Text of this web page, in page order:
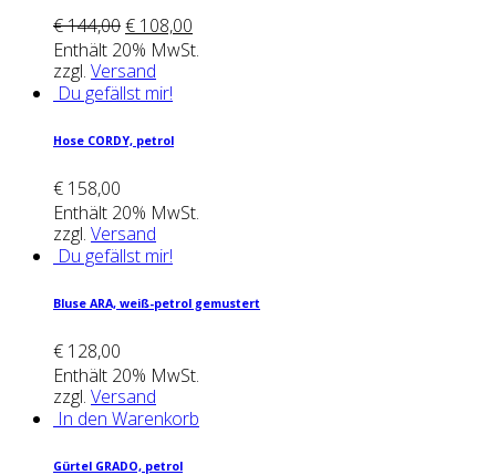
€144,00€ 108,00
Enthält 20% MwSt.
zzgl. Versand
Du gefällst mir!
Hose COR­DY, petrol
€ 158,00
Enthält 20% MwSt.
zzgl. Versand
Du gefällst mir!
Blu­se ARA, weiß-petrol gemus­tert
€ 128,00
Enthält 20% MwSt.
zzgl. Versand
In den Warenkorb
Gür­tel GRA­DO, petrol